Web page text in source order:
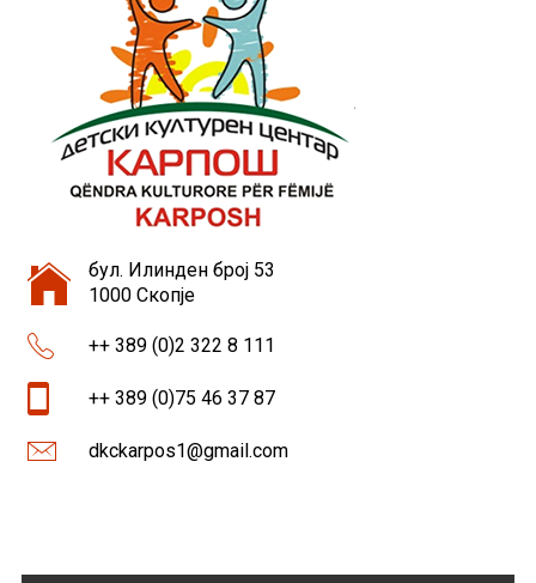
бул. Илинден број 53
1000 Скопје
++ 389 (0)2 322 8 111
++ 389 (0)75 46 37 87
dkckarpos1@gmail.com